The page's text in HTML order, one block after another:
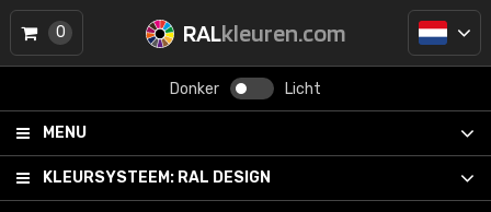
RALkleuren.com
Donker Licht
MENU
KLEURSYSTEEM: RAL DESIGN
0